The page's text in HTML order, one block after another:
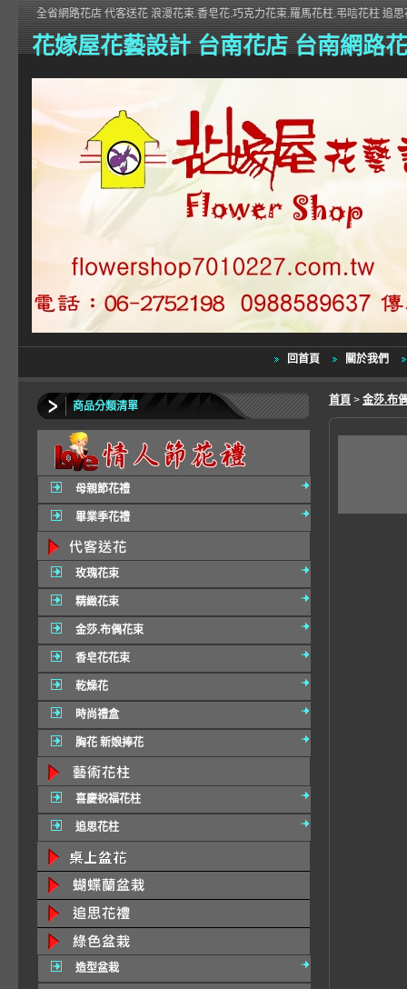
花嫁屋花藝設計 台南花店 台南網路
全省網路花店 代客送花 浪漫花束.香皂花.巧克力花束.羅馬花柱.弔唁花柱 追
回首頁 關於我們
商品分類清單
母親節花禮
畢業季花禮
玫瑰花束
精緻花束
金莎.布偶花束
香皂花花束
乾燥花
時尚禮盒
胸花 新娘捧花
喜慶祝福花柱
追思花柱
造型盆栽
首頁 > 金莎.布